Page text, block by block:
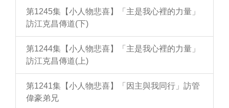
第1245集【小人物悲喜】「主是我心裡的力量」
訪江克昌傳道(下)
第1244集【小人物悲喜】「主是我心裡的力量」
訪江克昌傳道(上)
第1241集【小人物悲喜】「因主與我同行」訪管
偉豪弟兄